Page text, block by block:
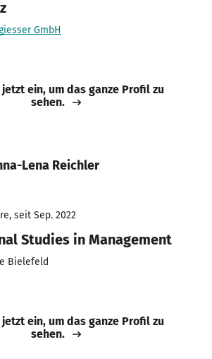
GmbH
jetzt ein, um das ganze Profil zu
sehen.
Lena Reichler
seit Sep. 2022
Studies in Management
Bielefeld
jetzt ein, um das ganze Profil zu
sehen.